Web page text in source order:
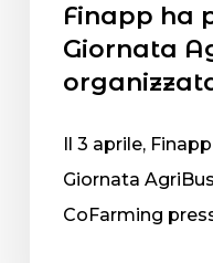
Finapp ha
Giornata
Il 3 aprile,
Giornata
CoFarming